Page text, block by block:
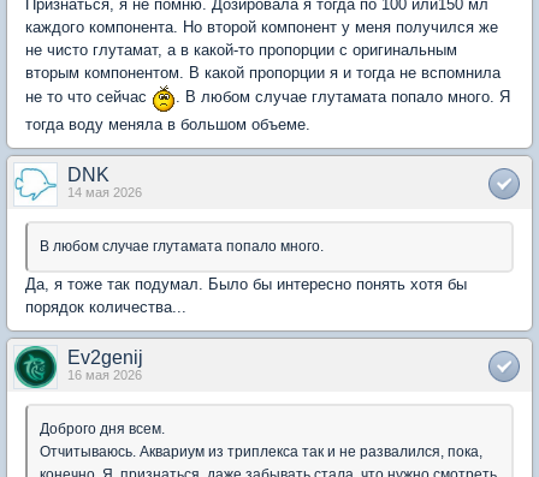
Признаться, я не помню. Дозировала я тогда по 100 или150 мл
каждого компонента. Но второй компонент у меня получился же
не чисто глутамат, а в какой-то пропорции с оригинальным
вторым компонентом. В какой пропорции я и тогда не вспомнила
не то что сейчас
. В любом случае глутамата попало много. Я
тогда воду меняла в большом объеме.
DNK
14 мая 2026
В любом случае глутамата попало много.
Да, я тоже так подумал. Было бы интересно понять хотя бы
порядок количества...
Ev2genij
16 мая 2026
Доброго дня всем.
Отчитываюсь. Аквариум из триплекса так и не развалился, пока,